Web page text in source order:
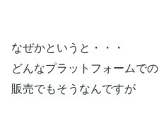
なぜかというと・・・
どんなプラットフォームでの
販売でもそうなんですが